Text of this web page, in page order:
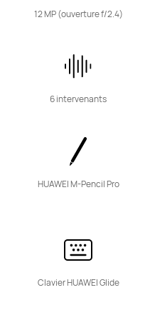
12 MP (ouverture f/2.4)
6 intervenants
HUAWEI M-Pencil Pro
Clavier HUAWEI Glide